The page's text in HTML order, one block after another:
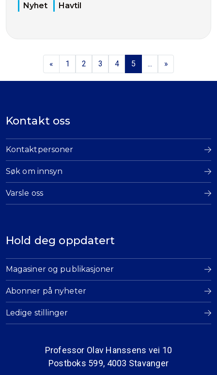
Nyhet
Havtil
« 1 2 3 4 5 ... »
Kontakt oss
Kontaktpersoner
Søk om innsyn
Varsle oss
Hold deg oppdatert
Magasiner og publikasjoner
Abonner på nyheter
Ledige stillinger
Professor Olav Hanssens vei 10
Postboks 599, 4003 Stavanger